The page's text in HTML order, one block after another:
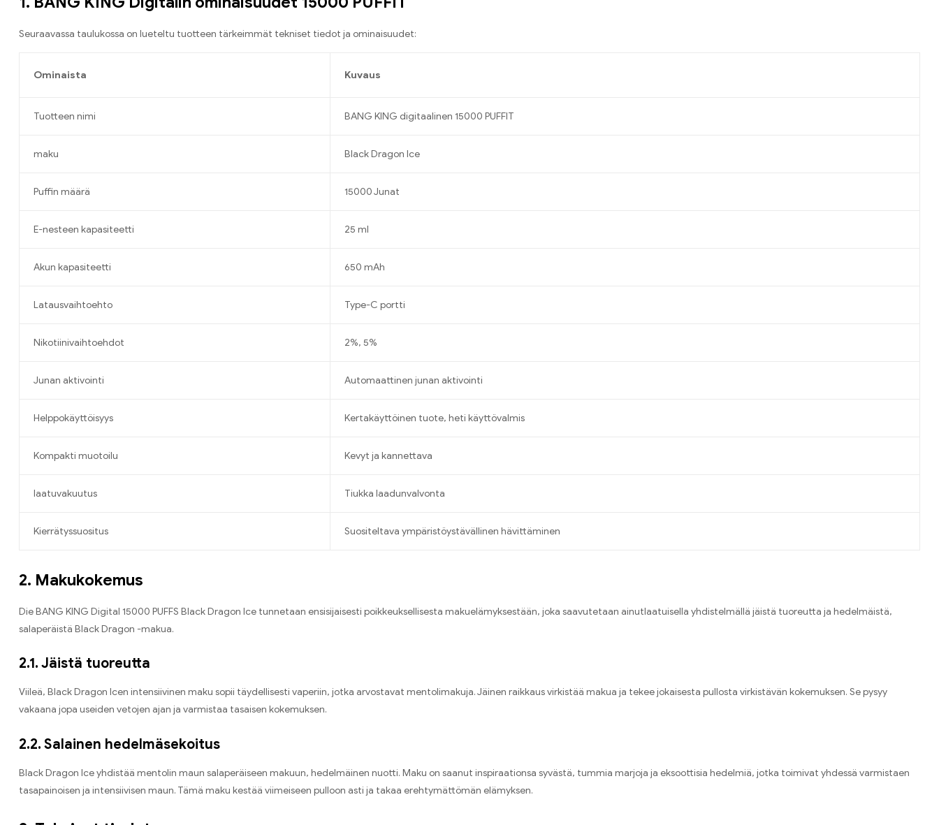
Seuraavassa taulukossa on lueteltu tuotteen tärkeimmät tekniset tiedot ja ominaisuudet:
Ominaista Kuvaus
Tuotteen nimi BANG KING digitaalinen 15000 PUFFIT
maku Black Dragon Ice
Puffin määrä 15000 Junat
E-nesteen kapasiteetti 25 ml
Akun kapasiteetti 650 mAh
Latausvaihtoehto Type-C portti
Nikotiinivaihtoehdot 2%, 5%
Junan aktivointi Automaattinen junan aktivointi
Helppokäyttöisyys Kertakäyttöinen tuote, heti käyttövalmis
Kompakti muotoilu Kevyt ja kannettava
laatuvakuutus Tiukka laadunvalvonta
Kierrätyssuositus Suositeltava ympäristöystävällinen hävittäminen
2. Makukokemus
Die BANG KING Digital 15000 PUFFS Black Dragon Ice tunnetaan ensisijaisesti poikkeuksellisesta makuelämyksestään, joka saavutetaan ainutlaatuisella yhdistelmällä jäistä tuoreutta ja hedelmäistä,
salaperäistä Black Dragon -makua.
2.1. Jäistä tuoreutta
Viileä, Black Dragon Icen intensiivinen maku sopii täydellisesti vaperiin, jotka arvostavat mentolimakuja. Jäinen raikkaus virkistää makua ja tekee jokaisesta pullosta virkistävän kokemuksen. Se pysyy
vakaana jopa useiden vetojen ajan ja varmistaa tasaisen kokemuksen.
2.2. Salainen hedelmäsekoitus
Black Dragon Ice yhdistää mentolin maun salaperäiseen makuun, hedelmäinen nuotti. Maku on saanut inspiraationsa syvästä, tummia marjoja ja eksoottisia hedelmiä, jotka toimivat yhdessä varmistaen
tasapainoisen ja intensiivisen maun. Tämä maku kestää viimeiseen pulloon asti ja takaa erehtymättömän elämyksen.